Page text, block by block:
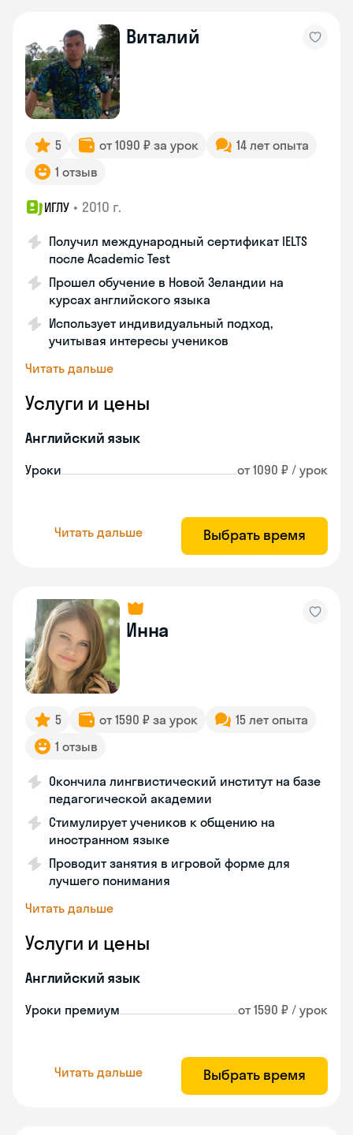
Виталий
5 от 1090 ₽ за урок
14 лет опыта
1 отзыв
ИГЛУ • 2010 г.
Получил международный сертификат IELTS
после Academic Test
Прошел обучение в Новой Зеландии на
курсах английского языка
Использует индивидуальный подход,
учитывая интересы учеников
Читать дальше
Услуги и цены
Английский язык
Уроки от 1090 ₽ / урок
Читать дальше Выбрать время
Инна
5 от 1590 ₽ за урок
15 лет опыта
1 отзыв
Окончила лингвистический институт на базе
педагогической академии
Стимулирует учеников к общению на
иностранном языке
Проводит занятия в игровой форме для
лучшего понимания
Читать дальше
Услуги и цены
Английский язык
Уроки премиум от 1590 ₽ / урок
Читать дальше Выбрать время